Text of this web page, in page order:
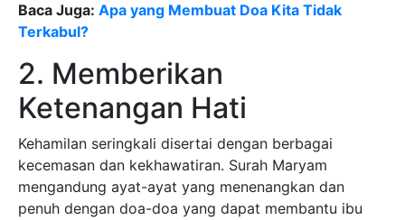
Baca Juga: Apa yang Membuat Doa Kita Tidak
Terkabul?
2. Memberikan
Ketenangan Hati
Kehamilan seringkali disertai dengan berbagai
kecemasan dan kekhawatiran. Surah Maryam
mengandung ayat-ayat yang menenangkan dan
penuh dengan doa-doa yang dapat membantu ibu